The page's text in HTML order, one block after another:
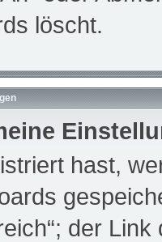
löscht.
hast,
der